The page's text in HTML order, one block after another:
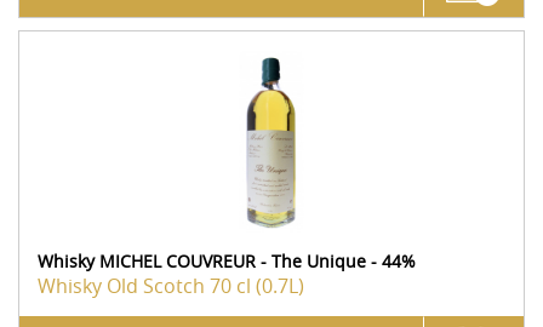
Whisky MICHEL COUVREUR - The Unique - 44%
Whisky Old Scotch 70 cl (0.7L)